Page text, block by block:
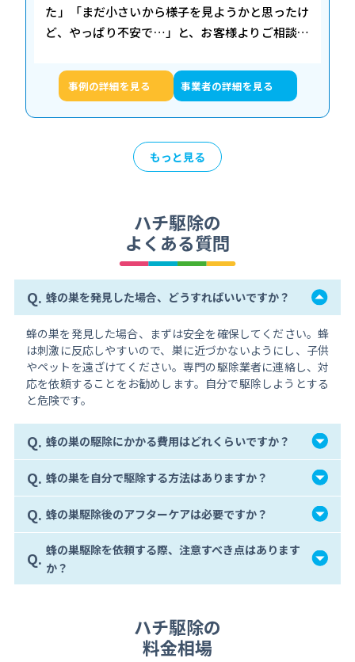
た」「まだ小さいから様子を見ようかと思ったけ
ど、やっぱり不安で…」と、お客様よりご相談を
に解消すべく現場へ急行。実際…
事例の詳細を見る 事業者の詳細を見る
もっと見る
ハチ駆除の
よくある質問
Q. 蜂の巣を発見した場合、どうすればいいですか？
蜂の巣を発見した場合、まずは安全を確保してください。蜂
は刺激に反応しやすいので、巣に近づかないようにし、子供
やペットを遠ざけてください。専門の駆除業者に連絡し、対
応を依頼することをお勧めします。自分で駆除しようとする
と危険です。
Q. 蜂の巣の駆除にかかる費用はどれくらいですか？
Q. 蜂の巣を自分で駆除する方法はありますか？
Q. 蜂の巣駆除後のアフターケアは必要ですか？
Q. 蜂の巣駆除を依頼する際、注意すべき点はあります
か？
ハチ駆除の
料金相場